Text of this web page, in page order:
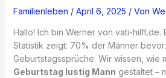
Familienleben / April 6, 2025 / Von
Hallo! Ich bin Werner von vati-hilft.de.
Statistik zeigt: 70% der Männer
Geburtstagssprüche. Wir wissen, wie
Geburtstag lustig Mann gestaltet –